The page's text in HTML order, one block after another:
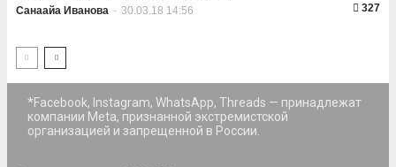
Санаайа Иванова - 30.03.18 14:56 327
*Facebook, Instagram, WhatsApp, Threads — принадлежат
компании Meta, признанной экстремистской
организацией и запрещенной в России.